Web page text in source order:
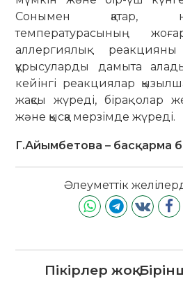
Сонымен қатар,
температурасының
аллергиялық
құрысуларды дамыта
кейінгі реакциялар
жақсы жүреді, бірақ олар
және қысқа мерзімде жүреді.
Г.Айымбетова – басқарма
Әлеуметтік
Пікірлер жоқ.